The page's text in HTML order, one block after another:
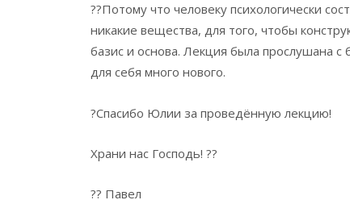
??Потому что человеку психологически
никакие вещества, для того, чтобы
базис и основа. Лекция была прослушана
для себя много нового.
?Спасибо Юлии за проведённую лекцию!
Храни нас Господь! ??
?? Павел